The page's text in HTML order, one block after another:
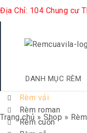
Địa Chỉ: 104 Chung cư
DANH MỤC RÈM
Rèm vải
Rèm roman
Rèm cuốn
Trang chủ » Shop »